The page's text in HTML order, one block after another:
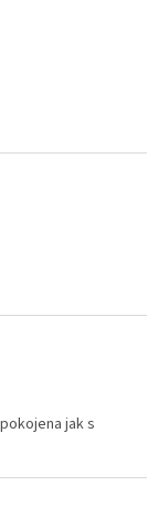
jak s